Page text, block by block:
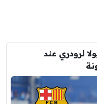
لرودري عند